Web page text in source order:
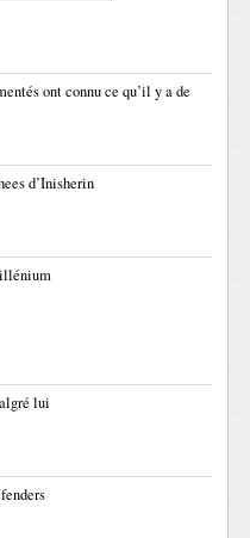
ont connu ce qu’il y a de
d’Inisherin
lui